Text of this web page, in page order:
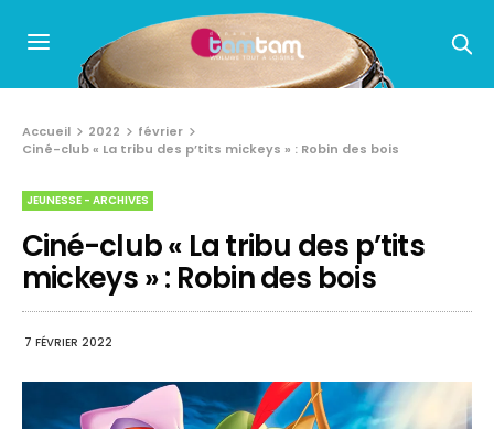
Accueil 2022
février
Ciné-club « La tribu des p’tits mickeys » : Robin des bois
JEUNESSE - ARCHIVES
Ciné-club « La tribu des p’tits
mickeys » : Robin des bois
7 FÉVRIER 2022